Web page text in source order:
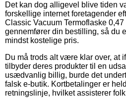
Det kan dog alligevel blive tiden
forskellige internet foretagender
Classic Vacuum Termoflaske
gennemfører din bestilling, så du
mindst kostelige pris.
Du må trods alt være klar over, at
tilbyder deres produkter til en
usædvanlig billig, burde det
falsk e-butik. Kortbetalinger er
retningslinje, hvilket assisterer